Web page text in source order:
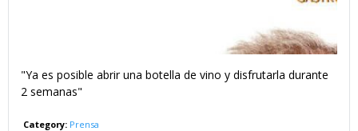
"Ya es posible abrir una botella de vino y disfrutarla durante
2 semanas"
Category: Prensa